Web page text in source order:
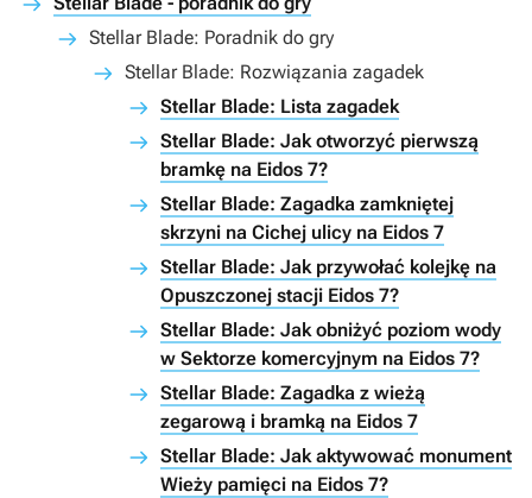
Stellar Blade: Poradnik do gry
Stellar Blade: Rozwiązania zagadek
Stellar Blade: Lista zagadek
Stellar Blade: Jak otworzyć pierwszą
bramkę na Eidos 7?
Stellar Blade: Zagadka zamkniętej
skrzyni na Cichej ulicy na Eidos 7
Stellar Blade: Jak przywołać kolejkę na
Opuszczonej stacji Eidos 7?
Stellar Blade: Jak obniżyć poziom wody
w Sektorze komercyjnym na Eidos 7?
Stellar Blade: Zagadka z wieżą
zegarową i bramką na Eidos 7
Stellar Blade: Jak aktywować monument
Wieży pamięci na Eidos 7?